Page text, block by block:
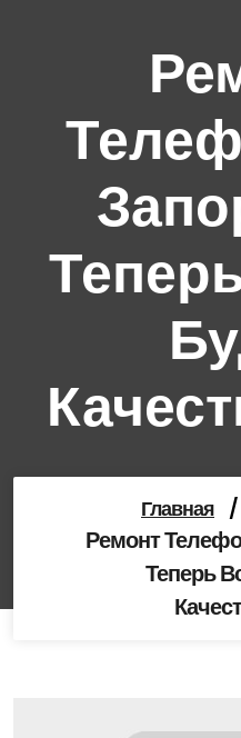
Главная /
Ремонт
Теперь